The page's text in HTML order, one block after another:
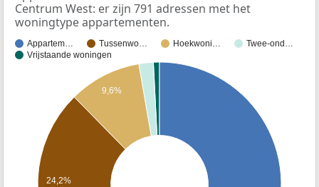
Centrum West: er zijn 791 adressen met het
woningtype appartementen.
Appartem… Tussenwo… Hoekwoni…
Twee-ond…
Vrijstaande woningen
9,6%
24,2%